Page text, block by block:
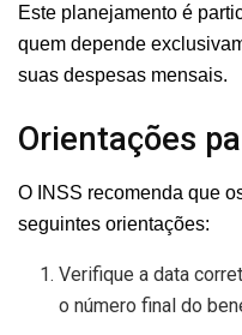
Este planejamento é
quem depende
suas despesas mensais.
Orientações
O INSS recomenda que
seguintes orientações:
Verifique a data
o número final do